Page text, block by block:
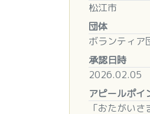
松江市
団体
ボランティア
承認日時
2026.02.05
アピールポイ
「おたがい